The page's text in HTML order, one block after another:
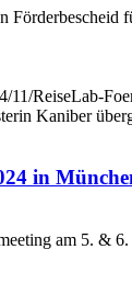
Förderbescheid
11/ReiseLab-
Kaniber
in
am 5. &